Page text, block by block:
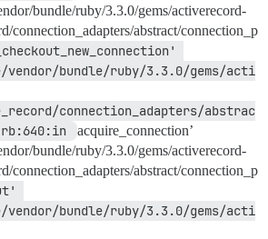
bundle/ruby/3.3.0/gems/activerecord-
connection_adapters/abstract/connection_p
vendor/bundle/ruby/3.3.0/gems/acti
connection_adapters/abstrac
acquire_connection’
bundle/ruby/3.3.0/gems/activerecord-
connection_adapters/abstract/connection_p
vendor/bundle/ruby/3.3.0/gems/acti